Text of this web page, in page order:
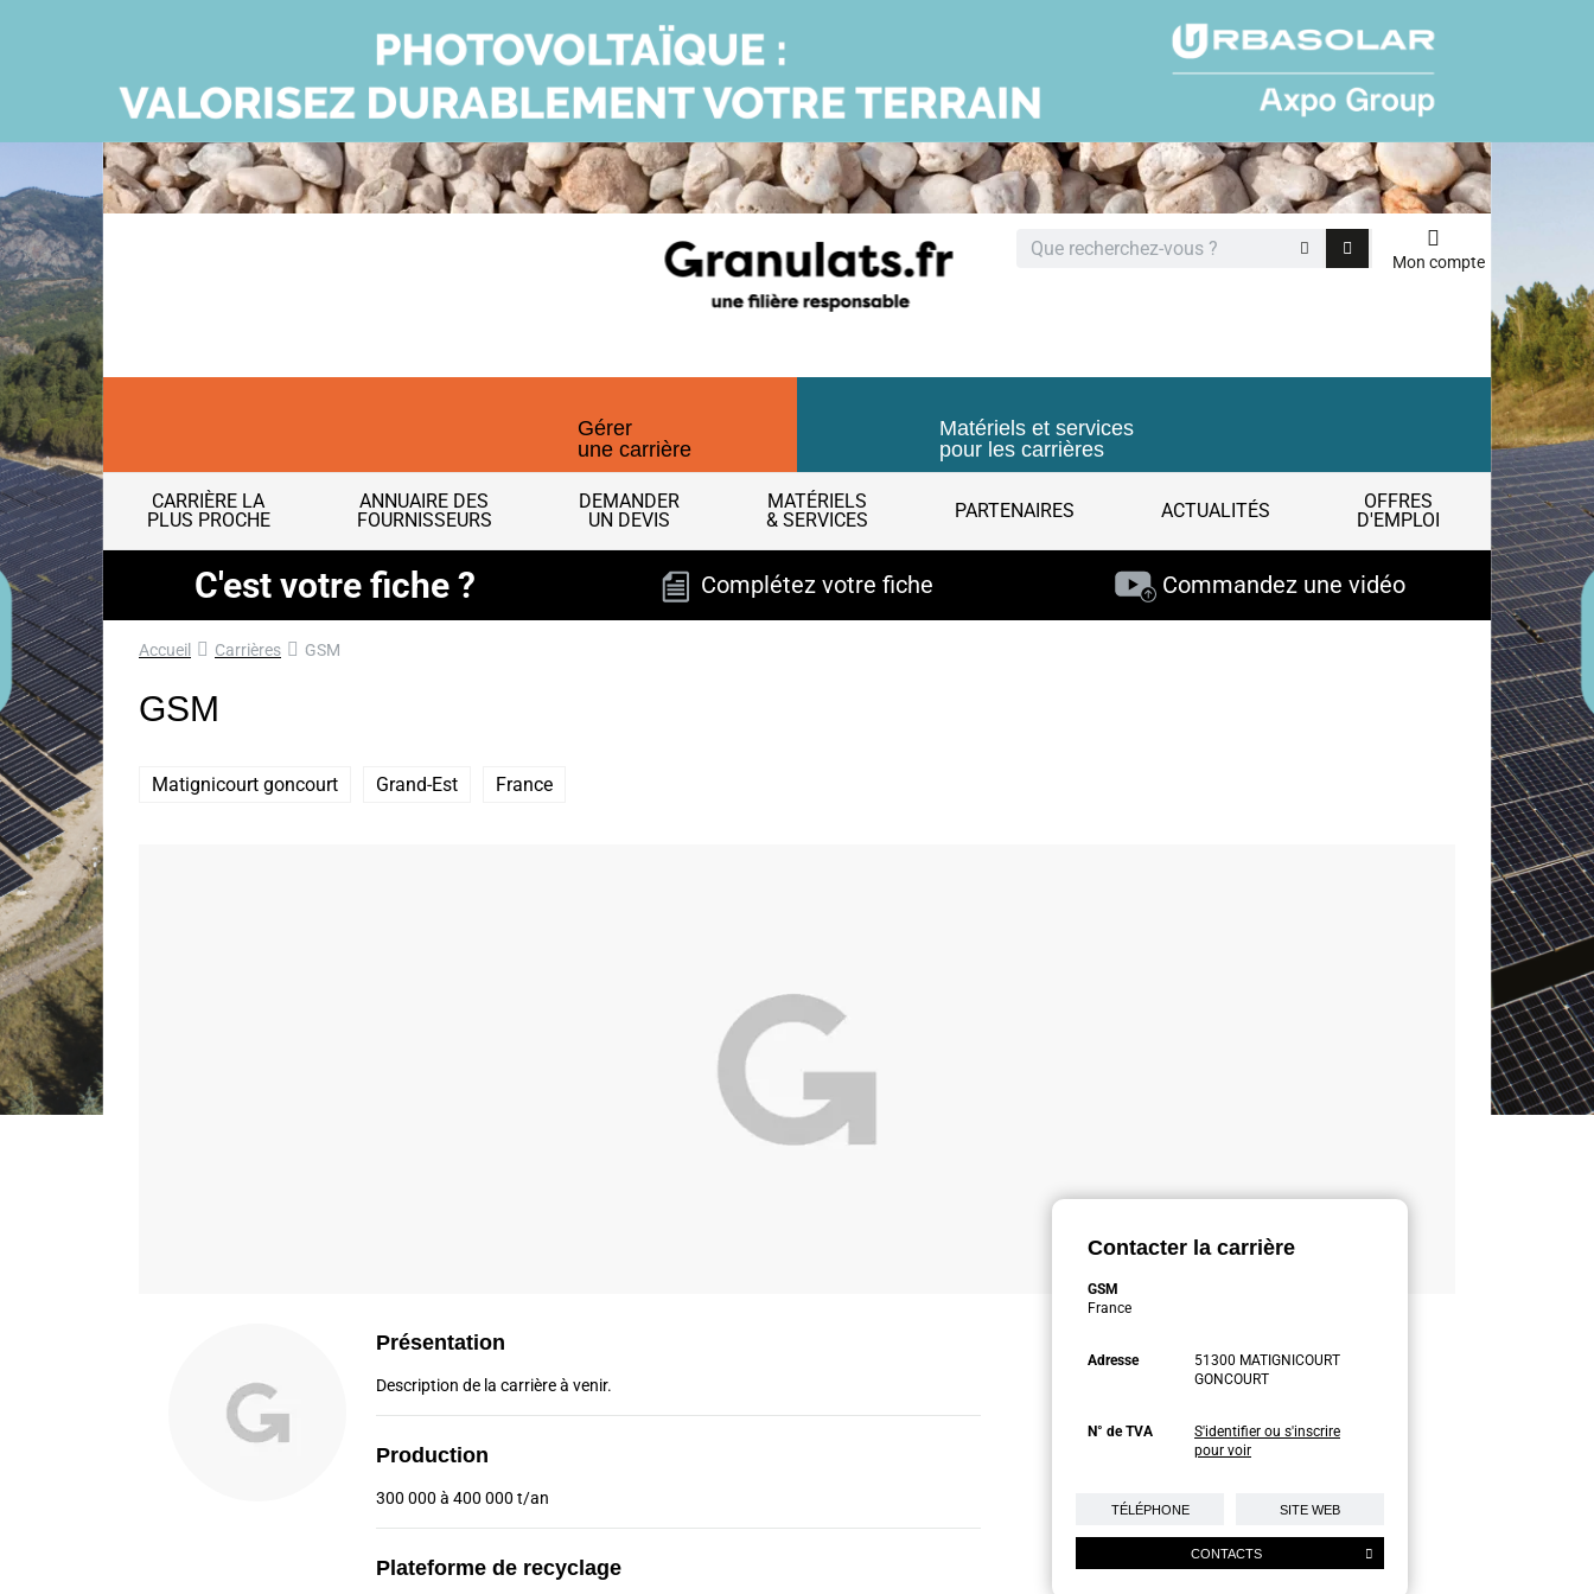
Gérer
une carrière
Matériels et services
pour les carrières
CARRIÈRE LA
PLUS PROCHE
ANNUAIRE DES
FOURNISSEURS
DEMANDER
UN DEVIS
MATÉRIELS
& SERVICES
PARTENAIRES ACTUALITÉS
OFFRES
D'EMPLOI
Mon compte
C'est votre fiche ? Complétez votre fiche Commandez une vidéo
Accueil Carrières GSM
GSM
Matignicourt goncourt Grand-Est France
Contacter la carrière
GSM
France
Adresse
51300 MATIGNICOURT
GONCOURT
N° de TVA
S'identifier ou s'inscrire
pour voir
TÉLÉPHONE SITE WEB
CONTACTS
Présentation
Description de la carrière à venir.
Production
300 000 à 400 000 t/an
Plateforme de recyclage